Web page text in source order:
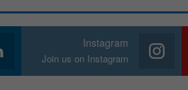
Instagram
Join us on Instagram